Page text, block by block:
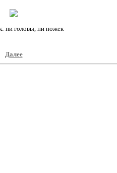
ни головы, ни ножек
Далее